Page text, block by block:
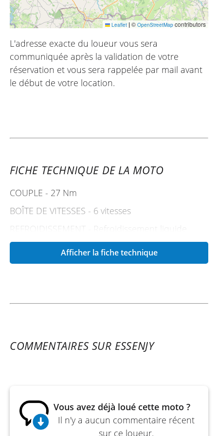
Leaflet |© OpenStreetMap contributors
L'adresse exacte du loueur vous sera
communiquée après la validation de votre
réservation et vous sera rappelée par mail avant
le début de votre location.
FICHE TECHNIQUE DE LA MOTO
COUPLE - 27 Nm
BOÎTE DE VITESSES - 6 vitesses
REFROIDISSEMENT - Refroidissement liquide
PUISSANCE EN KW - ~25 kW (≈33,5 ch)
DÉMARREUR - Démarreur électrique
ALÉSAGE - 78 mm
CAPACITÉ DU RÉSERVOIR (ENV.) - 21 l
ABS - ABS double canal déconnectable
Afficher la fiche technique
COMMENTAIRES SUR ESSENJY
Il n'y a aucun commentaire récent
sur ce loueur.
Vous avez déjà loué cette moto ?